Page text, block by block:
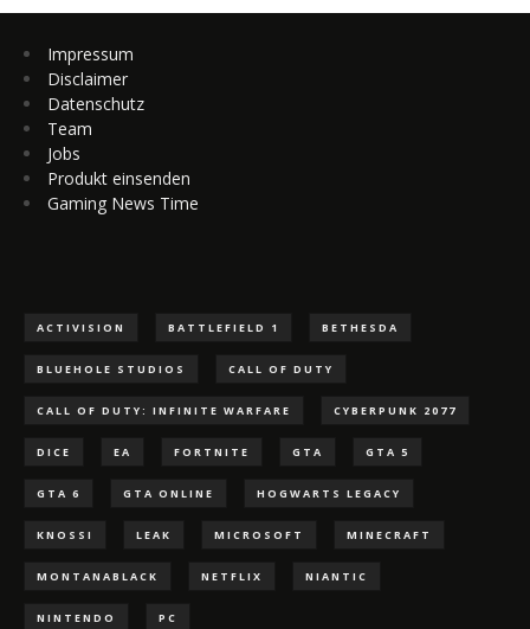
Impressum
Disclaimer
Datenschutz
Team
Jobs
Produkt einsenden
Gaming News Time
ACTIVISION BATTLEFIELD 1 BETHESDA
BLUEHOLE STUDIOS CALL OF DUTY
CALL OF DUTY: INFINITE WARFARE CYBERPUNK 2077
DICE EA FORTNITE GTA GTA 5
GTA 6 GTA ONLINE HOGWARTS LEGACY
KNOSSI LEAK MICROSOFT MINECRAFT
MONTANABLACK NETFLIX NIANTIC
NINTENDO PC